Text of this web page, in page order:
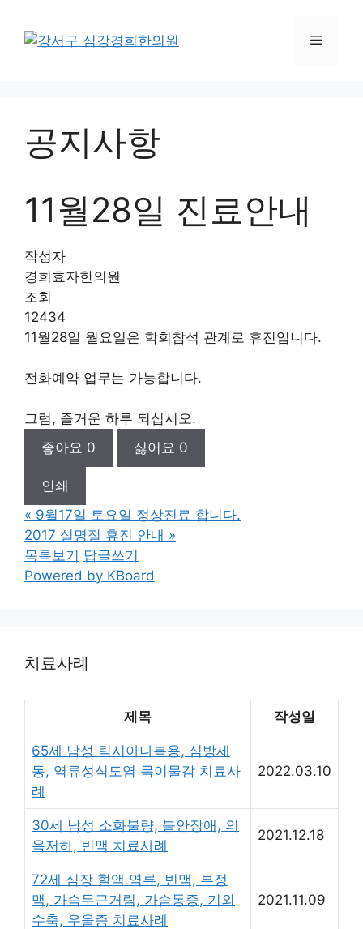
메
공지사항
11월28일 진료안내
작성자
경희효자한의원
조회
12434
11월28일 월요일은 학회참석 관계로 휴진입니다.
전화예약 업무는 가능합니다.
그럼, 즐거운 하루 되십시오.
좋아요 0 싫어요 0
인쇄
« 9월17일 토요일 정상진료 합니다.
2017 설명절 휴진 안내 »
목록보기 답글쓰기
Powered by KBoard
치료사례
제목 작성일
65세 남성 릭시아나복용, 심방세
동, 역류성식도염 목이물감 치료사
례
2022.03.10
30세 남성 소화불량, 불안장애, 의
욕저하, 빈맥 치료사례
2021.12.18
72세 심장 혈액 역류, 빈맥, 부정
맥, 가슴두근거림, 가슴통증, 기외
수축, 우울증 치료사례
2021.11.09